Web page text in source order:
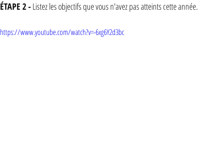
ÉTAPE 2 - Listez les objectifs que vous n'avez pas atteints cette année.
https://www.youtube.com/watch?v=-6xg6Y2d3bc